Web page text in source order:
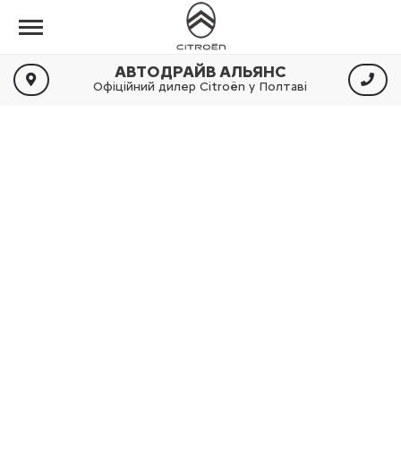
АВТОДРАЙВ АЛЬЯНС
Офіційний дилер Citroën у Полтаві